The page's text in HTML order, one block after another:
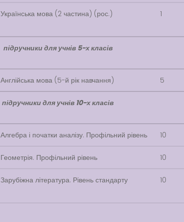
Українська мова (2 частина) (рос.) 1
підручники для учнів 5-х класів
Англійська мова (5-й рік навчання) 5
підручники для учнів 10-х класів
Алгебра і початки аналізу. Профільний рівень 10
Геометрія. Профільний рівень 10
Зарубіжна література. Рівень стандарту 10